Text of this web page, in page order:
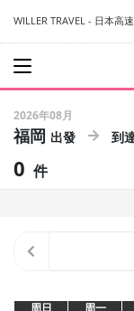
WILLER TRAVEL - 日本高
2026年08月
福岡
0 件
周日 周一